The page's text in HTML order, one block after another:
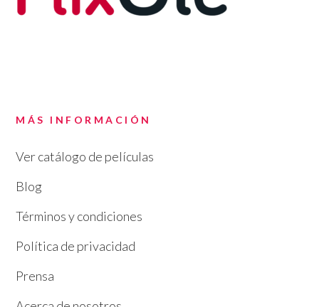
MÁS INFORMACIÓN
Ver catálogo de películas
Blog
Términos y condiciones
Política de privacidad
Prensa